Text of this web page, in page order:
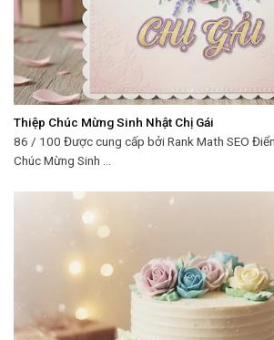
Thiệp Chúc Mừng Sinh Nhật Chị Gái
86 / 100 Được cung cấp bởi Rank Math SEO
Chúc Mừng Sinh ...